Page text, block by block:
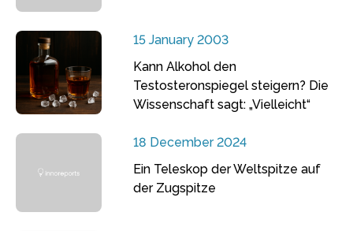
15 January 2003
Kann Alkohol den
Testosteronspiegel steigern? Die
Wissenschaft sagt: „Vielleicht“
18 December 2024
Ein Teleskop der Weltspitze auf
der Zugspitze